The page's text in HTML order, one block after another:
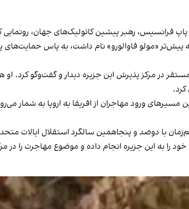
پاپ فرانسیس، رهبر پیشین کاتولیک‌های جهان، رونمایی
پیش‌تر «مولو فاوالورو» نام داشت، به پاس
در مرکز پذیرش این جزیره دیدار و گفت‌وگو کرد. او
کرد.
یکی از مهم‌ترین مسیرهای ورود مهاجران از افریقا به اروپا
با دوصد و پنجاهمین سالگرد استقلال ایالات